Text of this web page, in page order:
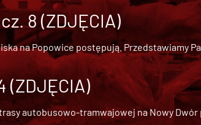
8 (ZDJĘCIA)
na Popowice postępują. Przedstawiamy
(ZDJĘCIA)
autobusowo-tramwajowej na Nowy Dwór